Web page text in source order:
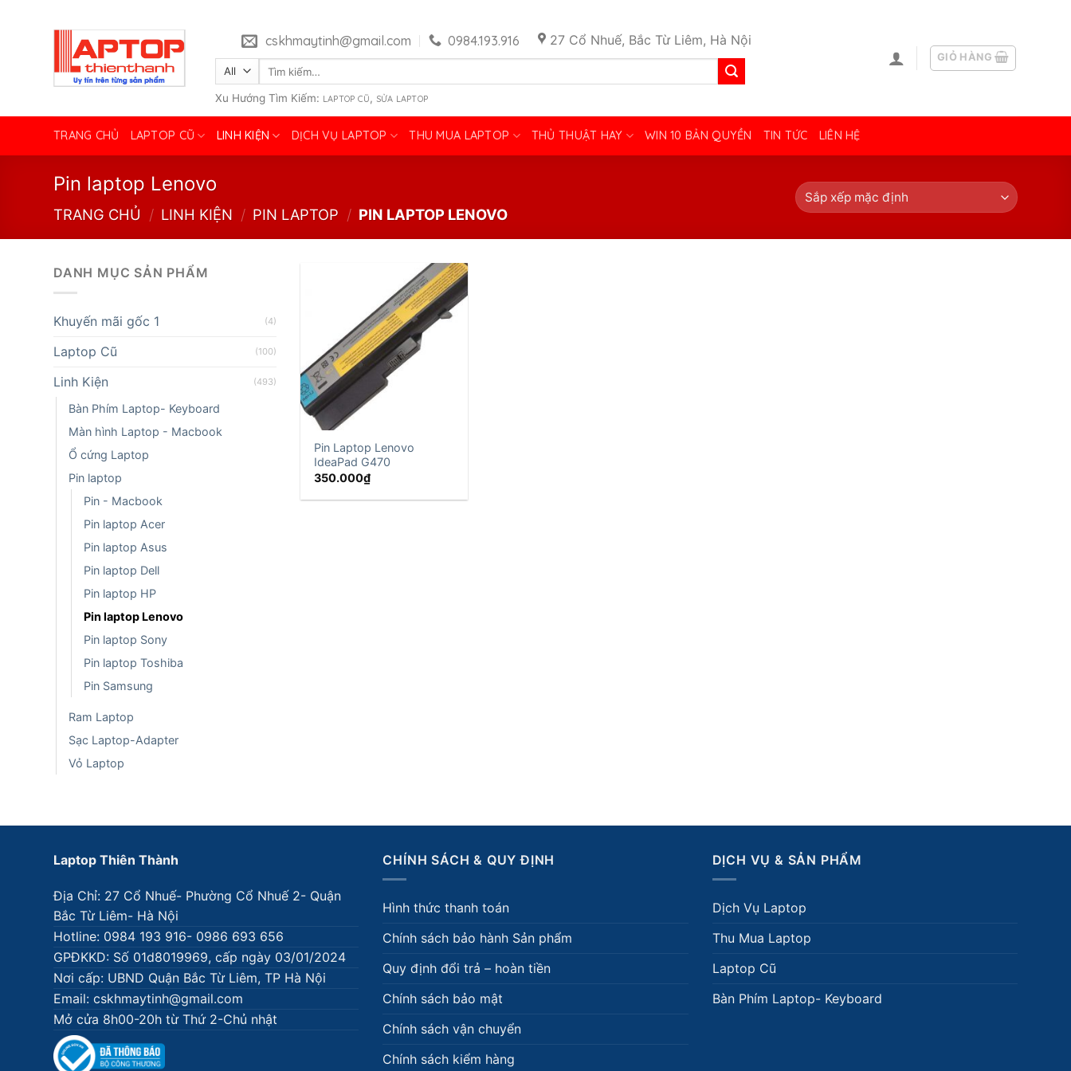
cskhmaytinh@gmail.com 0984.193.916 27 Cổ Nhuế, Bắc Từ Liêm, Hà Nội
Tìm
Xu Hướng Tìm Kiếm: LAPTOP CŨ, SỬA LAPTOP
GIỎ HÀNG
TRANG CHỦ LAPTOP CŨ LINH KIỆN DỊCH VỤ LAPTOP THU MUA LAPTOP THỦ THUẬT HAY WIN 10 BẢN QUYỀN TIN TỨC LIÊN HỆ
Pin laptop Lenovo
TRANG CHỦ / LINH KIỆN / PIN LAPTOP / PIN LAPTOP LENOVO
DANH MỤC SẢN PHẨM
Khuyến mãi gốc 1 (4)
Laptop Cũ (100)
Linh Kiện (493)
Bàn Phím Laptop- Keyboard
Màn hình Laptop - Macbook
Ổ cứng Laptop
Pin laptop
Pin - Macbook
Pin laptop Acer
Pin laptop Asus
Pin laptop Dell
Pin laptop HP
Pin laptop Lenovo
Pin laptop Sony
Pin laptop Toshiba
Pin Samsung
Ram Laptop
Sạc Laptop-Adapter
Vỏ Laptop
Pin Laptop Lenovo
IdeaPad G470
350.000₫
Laptop Thiên Thành
Địa Chỉ: 27 Cổ Nhuế- Phường Cổ Nhuế 2- Quận
Bắc Từ Liêm- Hà Nội
Hotline: 0984 193 916- 0986 693 656
GPĐKKD: Số 01d8019969, cấp ngày 03/01/2024
Nơi cấp: UBND Quận Bắc Từ Liêm, TP Hà Nội
Email: cskhmaytinh@gmail.com
Mở cửa 8h00-20h từ Thứ 2-Chủ nhật
CHÍNH SÁCH & QUY ĐỊNH
Hình thức thanh toán
Chính sách bảo hành Sản phẩm
Quy định đổi trả – hoàn tiền
Chính sách bảo mật
Chính sách vận chuyển
Chính sách kiểm hàng
DỊCH VỤ & SẢN PHẨM
Dịch Vụ Laptop
Thu Mua Laptop
Laptop Cũ
Bàn Phím Laptop- Keyboard